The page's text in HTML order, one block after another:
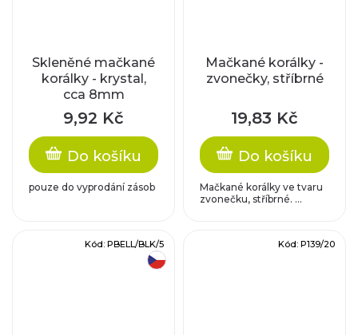
Skleněné mačkané
korálky - krystal,
cca 8mm
9,92 Kč
Do košíku
pouze do vyprodání zásob
Mačkané korálky -
zvonečky, stříbrné
19,83 Kč
Do košíku
Mačkané korálky ve tvaru
zvonečku, stříbrné. ...
Kód: PBELL/BLK/5 Kód: P139/20